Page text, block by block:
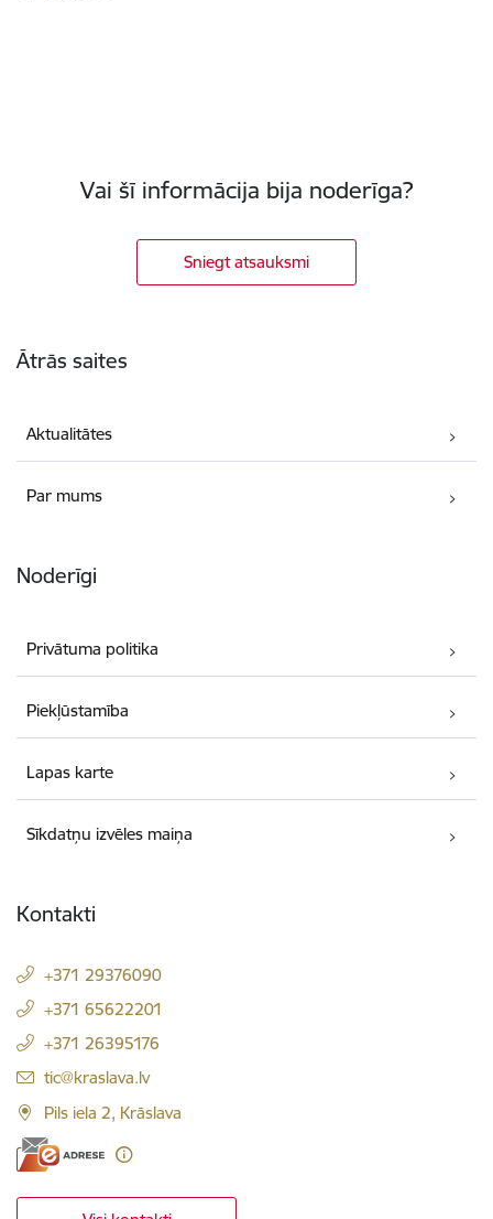
Vai šī informācija bija noderīga?
Sniegt atsauksmi
Ātrās saites
Aktualitātes
Par mums
Noderīgi
Privātuma politika
Piekļūstamība
Lapas karte
Sīkdatņu izvēles maiņa
Kontakti
+371 29376090
+371 65622201
+371 26395176
E-pasts:
tic@kraslava.lv
Pils iela 2, Krāslava